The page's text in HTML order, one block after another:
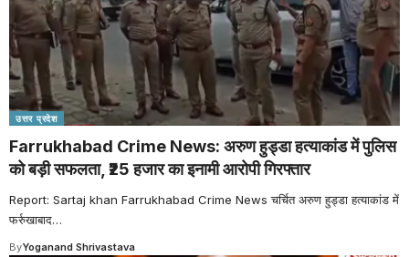
उत्तर प्रदेश
Farrukhabad Crime News: अरुण हुड्डा हत्याकांड में पुलिस
को बड़ी सफलता, ₹25 हजार का इनामी आरोपी गिरफ्तार
Report: Sartaj khan Farrukhabad Crime News चर्चित अरुण हुड्डा हत्याकांड में
फर्रुखाबाद…
ByYoganand Shrivastava